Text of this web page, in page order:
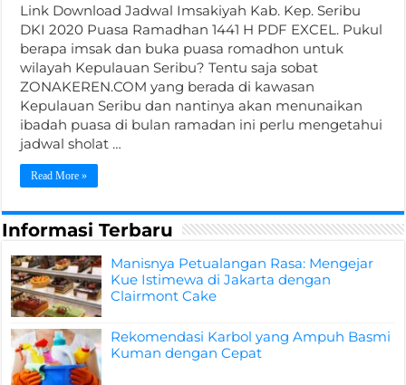
Link Download Jadwal Imsakiyah Kab. Kep. Seribu
DKI 2020 Puasa Ramadhan 1441 H PDF EXCEL. Pukul
berapa imsak dan buka puasa romadhon untuk
wilayah Kepulauan Seribu? Tentu saja sobat
ZONAKEREN.COM yang berada di kawasan
Kepulauan Seribu dan nantinya akan menunaikan
ibadah puasa di bulan ramadan ini perlu mengetahui
jadwal sholat …
Read More »
Informasi Terbaru
Manisnya Petualangan Rasa: Mengejar
Kue Istimewa di Jakarta dengan
Clairmont Cake
Rekomendasi Karbol yang Ampuh Basmi
Kuman dengan Cepat